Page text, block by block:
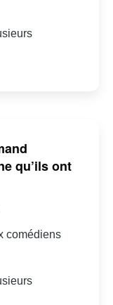
qu’ils ont
comédiens